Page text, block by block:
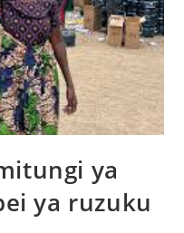
ya
ya ruzuku